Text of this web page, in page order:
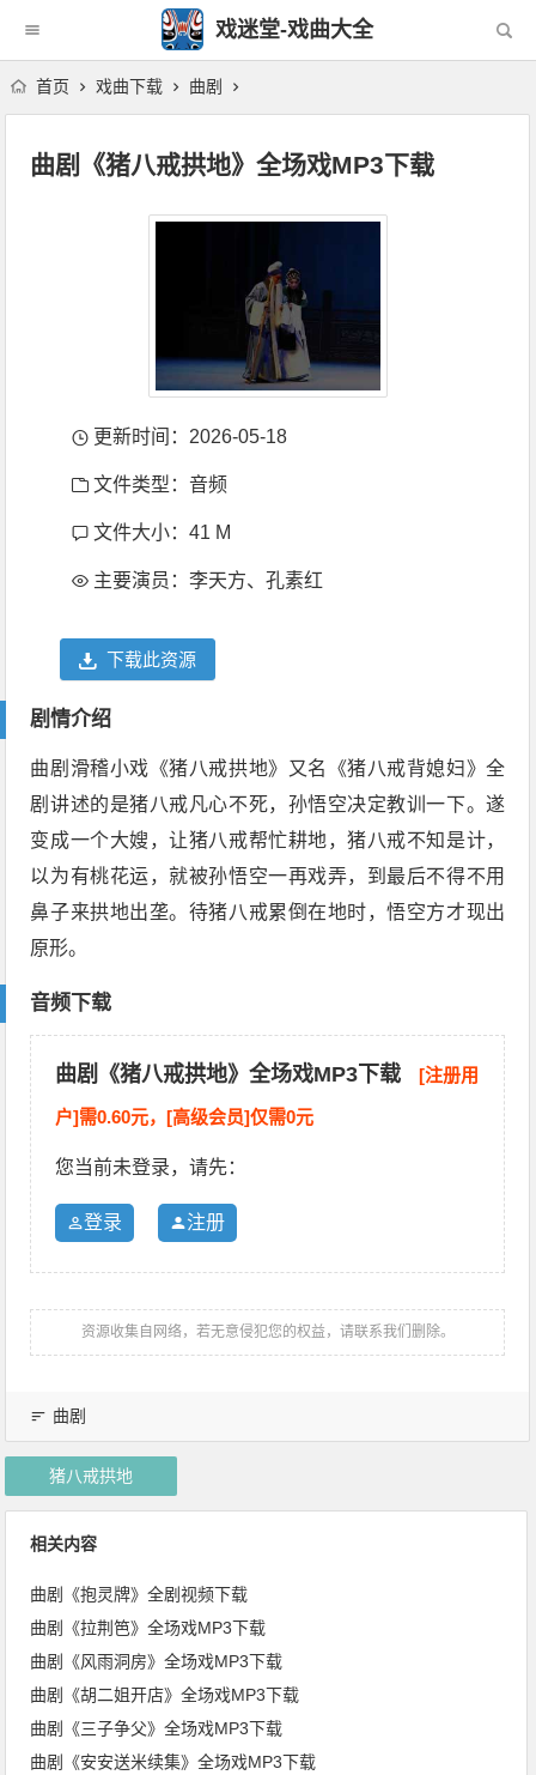
戏迷堂-戏曲大全
首页 戏曲下载 曲剧
曲剧《猪八戒拱地》全场戏MP3下载
更新时间：2026-05-18
文件类型：音频
文件大小：41 M
主要演员：李天方、孔素红
下载此资源
剧情介绍
曲剧滑稽小戏《猪八戒拱地》又名《猪八戒背媳妇》全
剧讲述的是猪八戒凡心不死，孙悟空决定教训一下。遂
变成一个大嫂，让猪八戒帮忙耕地，猪八戒不知是计，
以为有桃花运，就被孙悟空一再戏弄，到最后不得不用
鼻子来拱地出垄。待猪八戒累倒在地时，悟空方才现出
原形。
音频下载
曲剧《猪八戒拱地》全场戏MP3下载 [注册用
户]需0.60元，[高级会员]仅需0元
您当前未登录，请先：
登录 注册
资源收集自网络，若无意侵犯您的权益，请联系我们删除。
曲剧
猪八戒拱地
相关内容
曲剧《抱灵牌》全剧视频下载
曲剧《拉荆笆》全场戏MP3下载
曲剧《风雨洞房》全场戏MP3下载
曲剧《胡二姐开店》全场戏MP3下载
曲剧《三子争父》全场戏MP3下载
曲剧《安安送米续集》全场戏MP3下载